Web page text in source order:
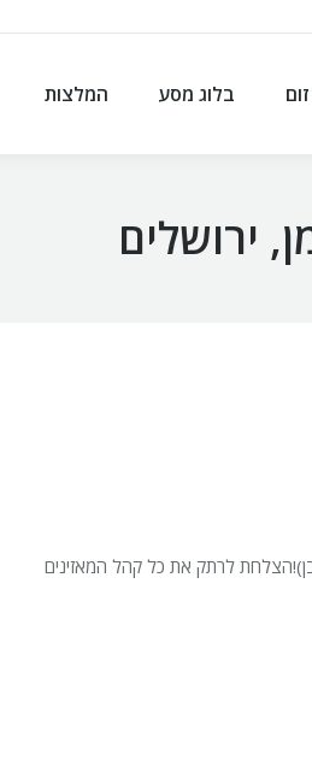
בלוג מסע המלצות
ירושלים
לרתק את כל קהל המאזינים